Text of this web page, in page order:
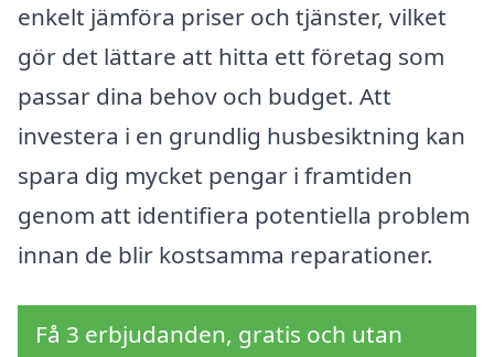
enkelt jämföra priser och tjänster, vilket
gör det lättare att hitta ett företag som
passar dina behov och budget. Att
investera i en grundlig husbesiktning kan
spara dig mycket pengar i framtiden
genom att identifiera potentiella problem
innan de blir kostsamma reparationer.
Få 3 erbjudanden, gratis och utan